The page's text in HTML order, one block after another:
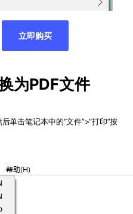
立即购买
为PDF文件
后单击笔记本中的“文件”>“打印”按